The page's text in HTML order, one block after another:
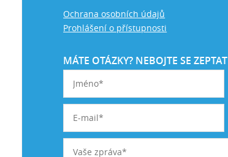
Ochrana osobních údajů
Prohlášení o přístupnosti
MÁTE OTÁZKY? NEBOJTE SE ZEPTAT